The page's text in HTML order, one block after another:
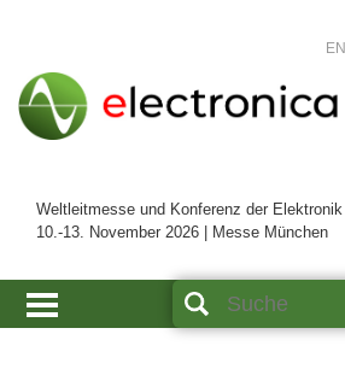
Weltleitmesse und Konferenz der Elektronik
10.-13. November 2026 | Messe München
EN